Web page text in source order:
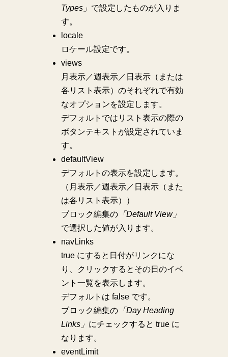
Types」 で設定したものが入りま
す。
locale
ロケール設定です。
views
月表示／週表示／日表示（または
各リスト表示）のそれぞれで有効
なオプションを設定します。
デフォルトではリスト表示の際の
ボタンテキストが設定されていま
す。
defaultView
デフォルトの表示を設定します。
（月表示／週表示／日表示（また
は各リスト表示））
ブロック編集の「Default View」
で選択した値が入ります。
navLinks
true にすると日付がリンクにな
り、クリックするとその日のイベ
ント一覧を表示します。
デフォルトは false です。
ブロック編集の「Day Heading
Links」 にチェックすると true に
なります。
eventLimit